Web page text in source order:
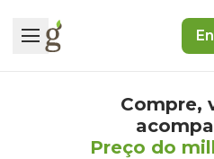
Compre,
Preço do